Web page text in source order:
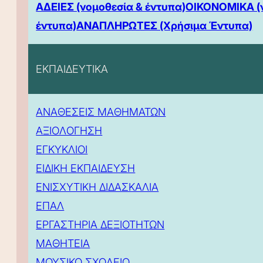
ΑΔΕΙΕΣ (νομοθεσία & έντυπα)ΟΙΚΟΝΟΜΙΚΑ
έντυπα)ΑΝΑΠΛΗΡΩΤΕΣ (Χρήσιμα Έντυπα)
ΕΚΠΑΙΔΕΥΤΙΚΑ
ΑΝΑΘΕΣΕΙΣ ΜΑΘΗΜΑΤΩΝ
ΑΞΙΟΛΟΓΗΣΗ
ΕΓΚΥΚΛΙΟΙ
ΕΙΔΙΚΗ ΕΚΠΑΙΔΕΥΣΗ
ΕΝΙΣΧΥΤΙΚΗ ΔΙΔΑΣΚΑΛΙΑ
ΕΠΑΛ
ΕΡΓΑΣΤΗΡΙΑ ΔΕΞΙΟΤΗΤΩΝ
ΜΑΘΗΤΕΙΑ